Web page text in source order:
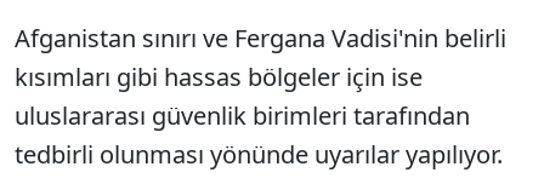
Afganistan sınırı ve Fergana Vadisi'nin belirli
kısımları gibi hassas bölgeler için ise
uluslararası güvenlik birimleri tarafından
tedbirli olunması yönünde uyarılar yapılıyor.